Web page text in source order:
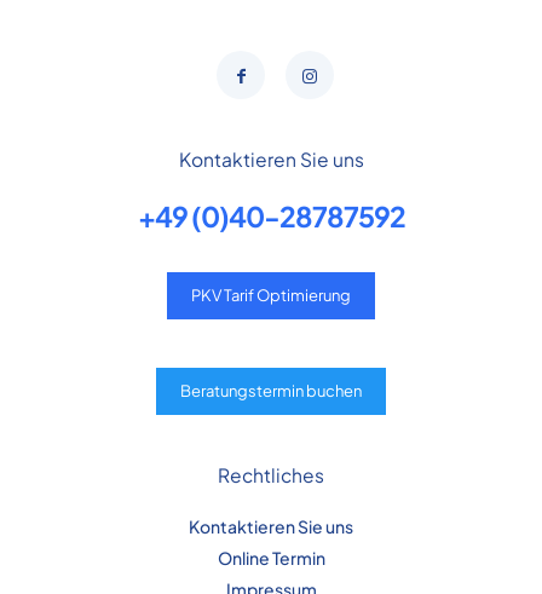
Kontaktieren Sie uns
+49 (0)40-28787592
PKV Tarif Optimierung
Beratungstermin buchen
Rechtliches
Kontaktieren Sie uns
Online Termin
Impressum